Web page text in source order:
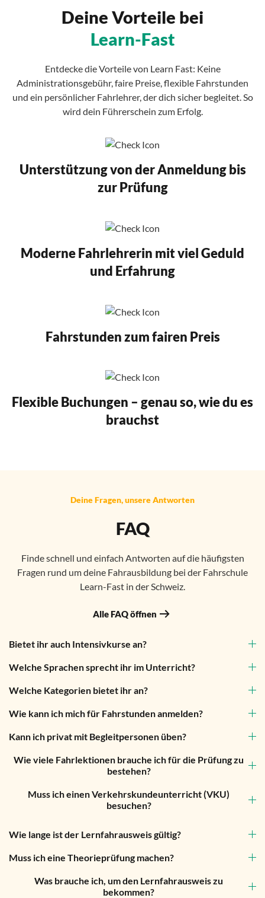
Deine Vorteile bei
Learn-Fast
Entdecke die Vorteile von Learn Fast: Keine
Administrationsgebühr, faire Preise, flexible Fahrstunden
und ein persönlicher Fahrlehrer, der dich sicher begleitet. So
wird dein Führerschein zum Erfolg.
Unterstützung von der Anmeldung bis
zur Prüfung
Moderne Fahrlehrerin mit viel Geduld
und Erfahrung
Fahrstunden zum fairen Preis
Flexible Buchungen – genau so, wie du es
brauchst
Deine Fragen, unsere Antworten
FAQ
Finde schnell und einfach Antworten auf die häufigsten
Fragen rund um deine Fahrausbildung bei der Fahrschule
Learn-Fast in der Schweiz.
Alle FAQ öffnen
Bietet ihr auch Intensivkurse an?
Welche Sprachen sprecht ihr im Unterricht?
Welche Kategorien bietet ihr an?
Wie kann ich mich für Fahrstunden anmelden?
Kann ich privat mit Begleitpersonen üben?
Wie viele Fahrlektionen brauche ich für die Prüfung zu
bestehen?
Muss ich einen Verkehrskundeunterricht (VKU)
besuchen?
Wie lange ist der Lernfahrausweis gültig?
Muss ich eine Theorieprüfung machen?
Was brauche ich, um den Lernfahrausweis zu
bekommen?